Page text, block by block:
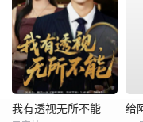
我有透视无所不能 给